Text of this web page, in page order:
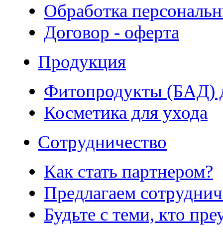
Обработка
Договор - оферта
Продукция
Фитопродукты (БАД)
Косметика для ухода
Сотрудничество
Как стать партнером?
Предлагаем
Будьте с теми, кто